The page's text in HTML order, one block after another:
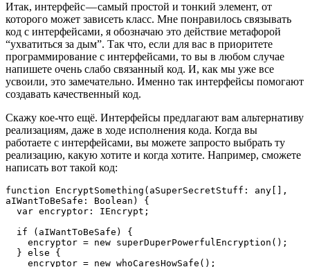
Итак, интерфейс — самый простой и тонкий элемент, от
которого может зависеть класс. Мне понравилось связывать
код с интерфейсами, я обозначаю это действие метафорой
“ухватиться за дым”. Так что, если для вас в приоритете
программирование с интерфейсами, то вы в любом случае
напишете очень слабо связанный код. И, как мы уже все
усвоили, это замечательно. Именно так интерфейсы помогают
создавать качественный код.
Скажу кое-что ещё. Интерфейсы предлагают вам альтернативу
реализациям, даже в ходе исполнения кода. Когда вы
работаете с интерфейсами, вы можете запросто выбрать ту
реализацию, какую хотите и когда хотите. Например, сможете
написать вот такой код:
function EncryptSomething(aSuperSecretStuff: any[],
aIWantToBeSafe: Boolean) {